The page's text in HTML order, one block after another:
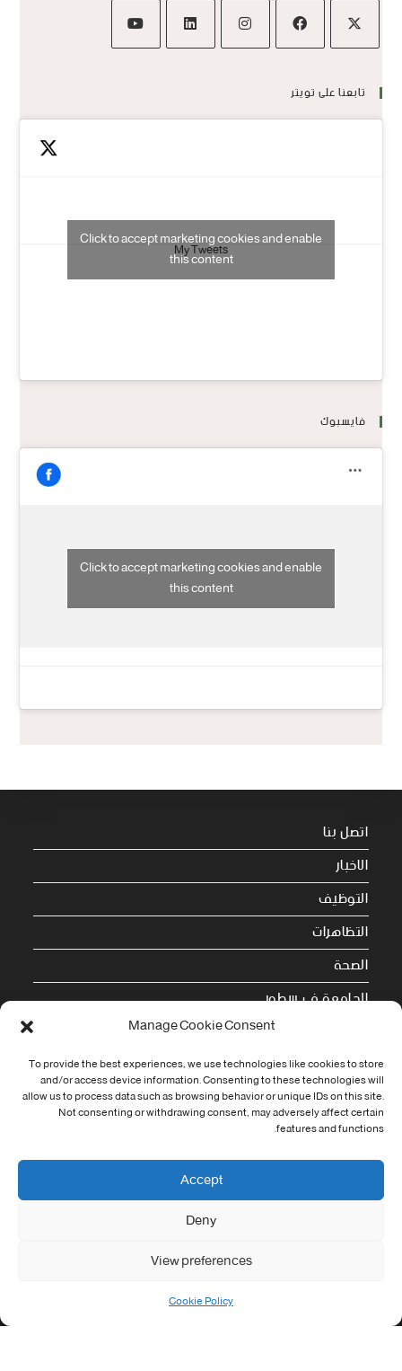
Manage Cookie Consent
To provide the best experiences, we use technologies like cookies to store
and/or access device information. Consenting to these technologies will
allow us to process data such as browsing behavior or unique IDs on this site.
Not consenting or withdrawing consent, may adversely affect certain
features and functions.
Accept
Deny
View preferences
Cookie Policy
تابعنا على تويتر
My Tweets
Click to accept marketing cookies and enable
this content
فايسبوك
Click to accept marketing cookies and enable
this content
اتصل بنا
الاخبار
التوظيف
التظاهرات
الصحة
الجامعة في سطور
Cookie Policy (EU)
معلومات الاتصال
Address:
جامعة العربي التبسي طريق قسنطينة - تبسة
contact@univ-tebessa.dz